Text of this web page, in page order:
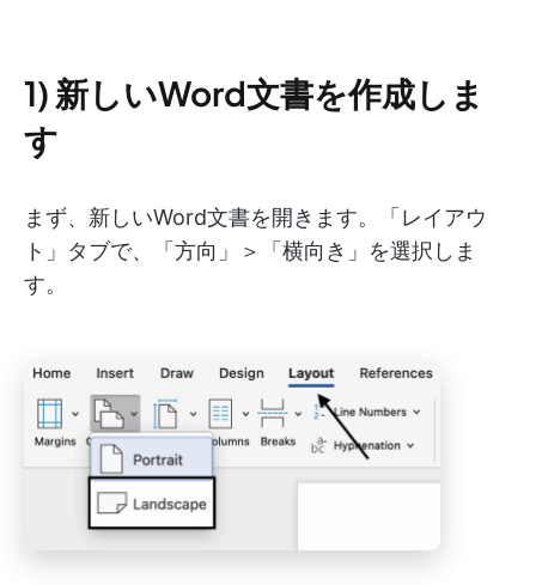
1) 新しいWord文書を作成しま
す
まず、新しいWord文書を開きます。「レイアウ
ト」タブで、「方向」＞「横向き」を選択しま
す。